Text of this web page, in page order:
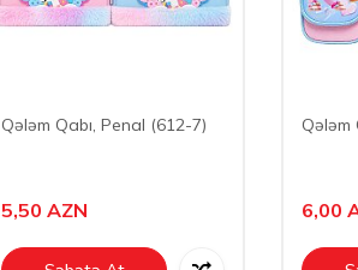
Qələm Qabı, Penal (612-7)
5,50 AZN
Qələm
6,00